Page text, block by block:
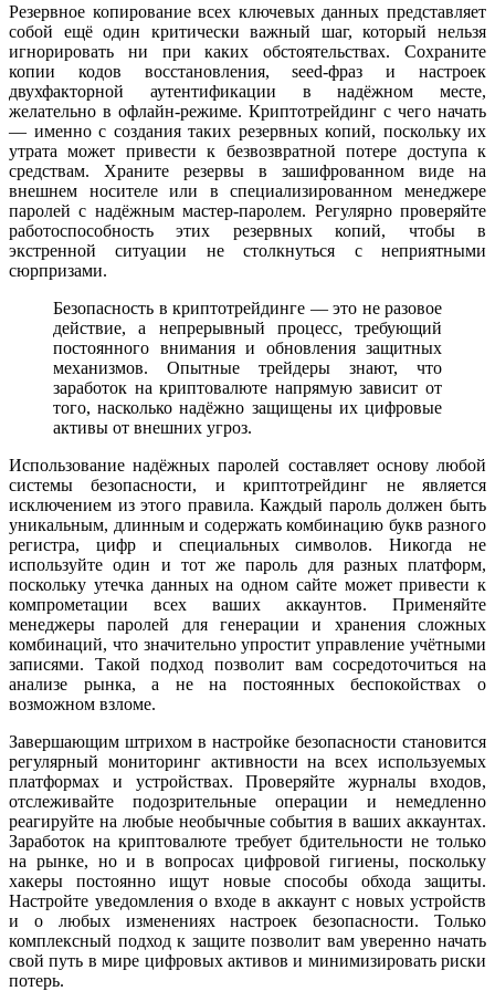
Резервное копирование всех ключевых данных представляет
собой ещё один критически важный шаг, который нельзя
игнорировать ни при каких обстоятельствах. Сохраните
копии кодов восстановления, seed-фраз и настроек
двухфакторной аутентификации в надёжном месте,
желательно в офлайн-режиме. Криптотрейдинг с чего начать
— именно с создания таких резервных копий, поскольку их
утрата может привести к безвозвратной потере доступа к
средствам. Храните резервы в зашифрованном виде на
внешнем носителе или в специализированном менеджере
паролей с надёжным мастер-паролем. Регулярно проверяйте
работоспособность этих резервных копий, чтобы в
экстренной ситуации не столкнуться с неприятными
сюрпризами.
Безопасность в криптотрейдинге — это не разовое
действие, а непрерывный процесс, требующий
постоянного внимания и обновления защитных
механизмов. Опытные трейдеры знают, что
заработок на криптовалюте напрямую зависит от
того, насколько надёжно защищены их цифровые
активы от внешних угроз.
Использование надёжных паролей составляет основу любой
системы безопасности, и криптотрейдинг не является
исключением из этого правила. Каждый пароль должен быть
уникальным, длинным и содержать комбинацию букв разного
регистра, цифр и специальных символов. Никогда не
используйте один и тот же пароль для разных платформ,
поскольку утечка данных на одном сайте может привести к
компрометации всех ваших аккаунтов. Применяйте
менеджеры паролей для генерации и хранения сложных
комбинаций, что значительно упростит управление учётными
записями. Такой подход позволит вам сосредоточиться на
анализе рынка, а не на постоянных беспокойствах о
возможном взломе.
Завершающим штрихом в настройке безопасности становится
регулярный мониторинг активности на всех используемых
платформах и устройствах. Проверяйте журналы входов,
отслеживайте подозрительные операции и немедленно
реагируйте на любые необычные события в ваших аккаунтах.
Заработок на криптовалюте требует бдительности не только
на рынке, но и в вопросах цифровой гигиены, поскольку
хакеры постоянно ищут новые способы обхода защиты.
Настройте уведомления о входе в аккаунт с новых устройств
и о любых изменениях настроек безопасности. Только
комплексный подход к защите позволит вам уверенно начать
свой путь в мире цифровых активов и минимизировать риски
потерь.